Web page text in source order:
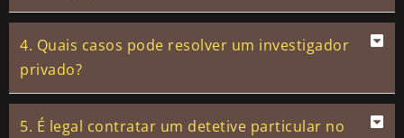
4. Quais casos pode resolver um investigador
privado?
5. É legal contratar um detetive particular no